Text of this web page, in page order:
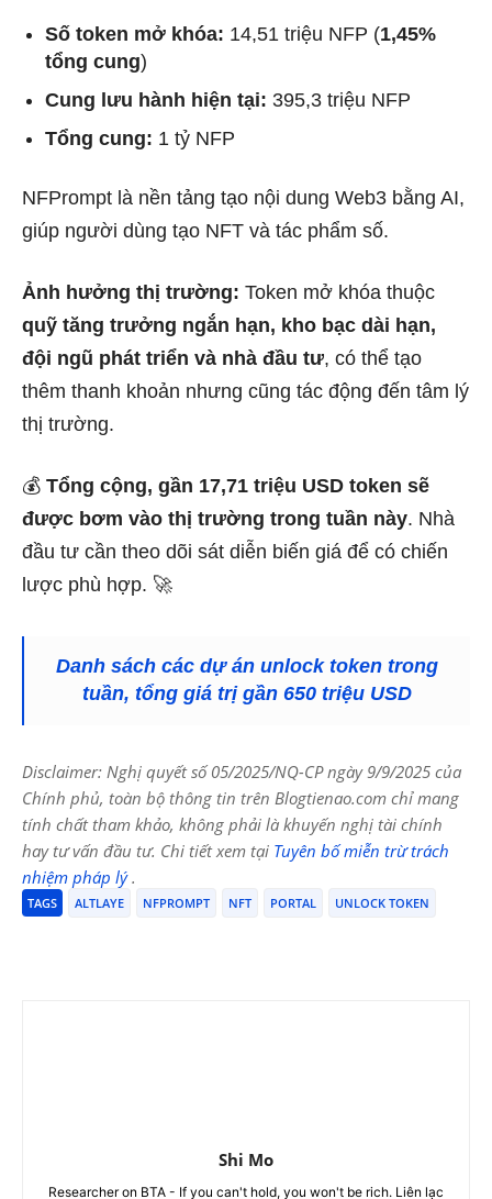
Số token mở khóa: 14,51 triệu NFP (1,45%
tổng cung)
Cung lưu hành hiện tại: 395,3 triệu NFP
Tổng cung: 1 tỷ NFP
NFPrompt là nền tảng tạo nội dung Web3 bằng AI,
giúp người dùng tạo NFT và tác phẩm số.
Ảnh hưởng thị trường: Token mở khóa thuộc
quỹ tăng trưởng ngắn hạn, kho bạc dài hạn,
đội ngũ phát triển và nhà đầu tư, có thể tạo
thêm thanh khoản nhưng cũng tác động đến tâm lý
thị trường.
💰 Tổng cộng, gần 17,71 triệu USD token sẽ
được bơm vào thị trường trong tuần này. Nhà
đầu tư cần theo dõi sát diễn biến giá để có chiến
lược phù hợp. 🚀
Danh sách các dự án unlock token trong
tuần, tổng giá trị gần 650 triệu USD
Disclaimer: Nghị quyết số 05/2025/NQ-CP ngày 9/9/2025 của
Chính phủ, toàn bộ thông tin trên Blogtienao.com chỉ mang
tính chất tham khảo, không phải là khuyến nghị tài chính
hay tư vấn đầu tư. Chi tiết xem tại Tuyên bố miễn trừ trách
nhiệm pháp lý.
TAGS ALTLAYE NFPROMPT NFT PORTAL UNLOCK TOKEN
Shi Mo
Researcher on BTA - If you can't hold, you won't be rich. Liên lạc